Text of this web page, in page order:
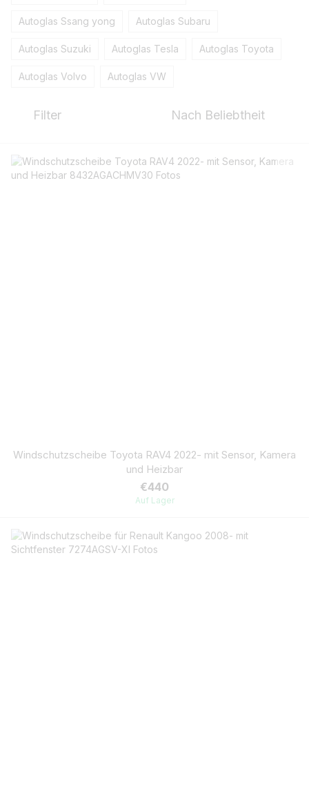
Autoglas Ssang yong Autoglas Subaru
Autoglas Suzuki Autoglas Tesla Autoglas Toyota
Autoglas Volvo Autoglas VW
Filter Nach Beliebtheit
Windschutzscheibe Toyota RAV4 2022- mit Sensor, Kamera
und Heizbar
€440
Auf Lager